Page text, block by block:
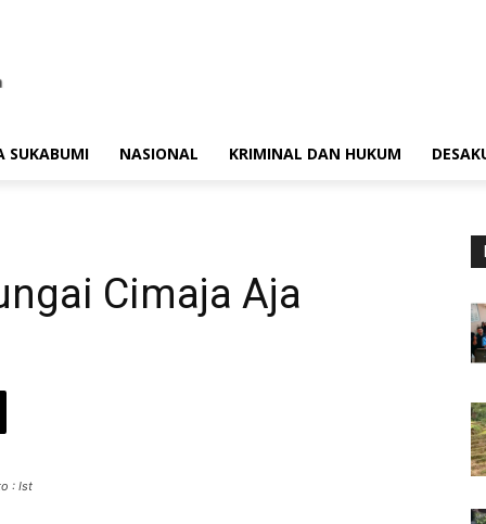
SUKABUMI NASIONAL KRIMINAL DAN HUKUM
Cimaja Aja
: Ist